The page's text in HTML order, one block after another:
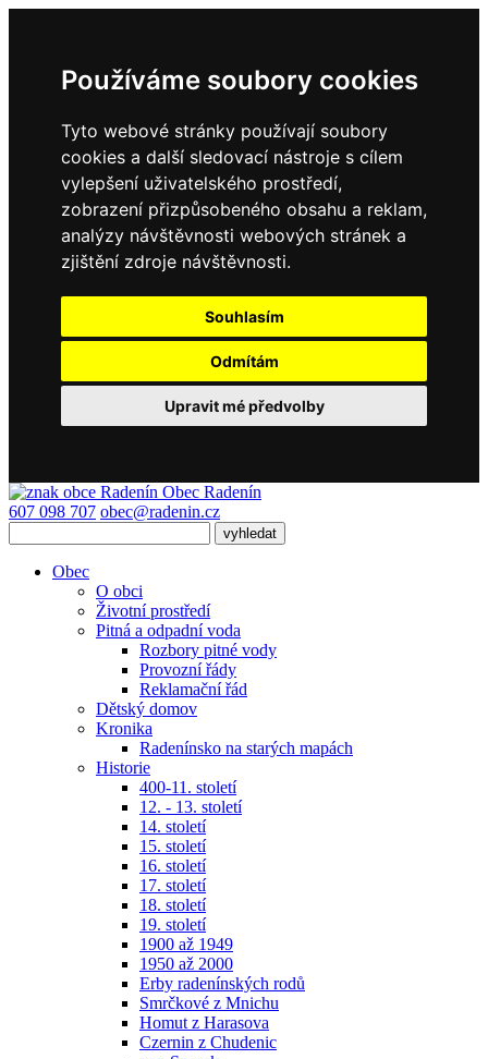
Používáme soubory cookies
Tyto webové stránky používají soubory
cookies a další sledovací nástroje s cílem
vylepšení uživatelského prostředí,
zobrazení přizpůsobeného obsahu a reklam,
analýzy návštěvnosti webových stránek a
zjištění zdroje návštěvnosti.
Souhlasím
Odmítám
Upravit mé předvolby
Obec Radenín
607 098 707 obec@radenin.cz
Obec
O obci
Životní prostředí
Pitná a odpadní voda
Rozbory pitné vody
Provozní řády
Reklamační řád
Dětský domov
Kronika
Radenínsko na starých mapách
Historie
400-11. století
12. - 13. století
14. století
15. století
16. století
17. století
18. století
19. století
1900 až 1949
1950 až 2000
Erby radenínských rodů
Smrčkové z Mnichu
Homut z Harasova
Czernin z Chudenic